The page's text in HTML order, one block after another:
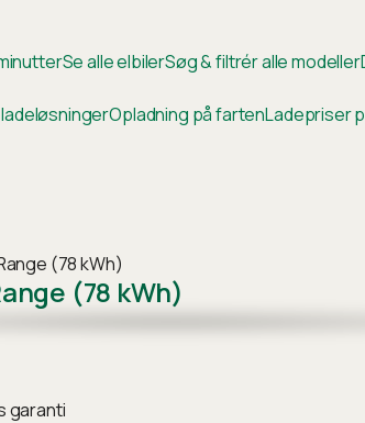
Se alle elbilerSøg & filtrér alle modeller
ladeløsningerOpladning på fartenLadepriser
(78 kWh)
(78 kWh)
garanti